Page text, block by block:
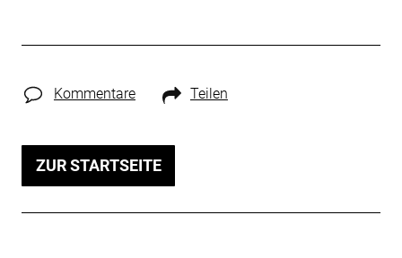
Kommentare Teilen
ZUR STARTSEITE